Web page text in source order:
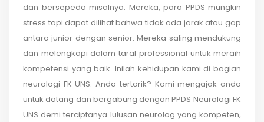
dan bersepeda misalnya. Mereka, para PPDS mungkin
stress tapi dapat dilihat bahwa tidak ada jarak atau gap
antara junior dengan senior. Mereka saling mendukung
dan melengkapi dalam taraf professional untuk meraih
kompetensi yang baik. Inilah kehidupan kami di bagian
neurologi FK UNS. Anda tertarik? Kami mengajak anda
untuk datang dan bergabung dengan PPDS Neurologi FK
UNS demi terciptanya lulusan neurolog yang kompeten,